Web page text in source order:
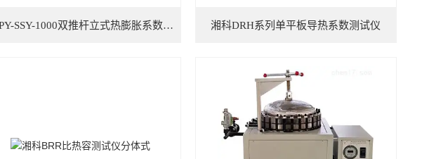
ZRPY-SSY-1000双推杆立式热膨胀系数测定仪 湘科DRH系列单平板导热系数测试仪